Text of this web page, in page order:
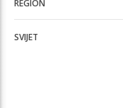
REGION
SVIJET